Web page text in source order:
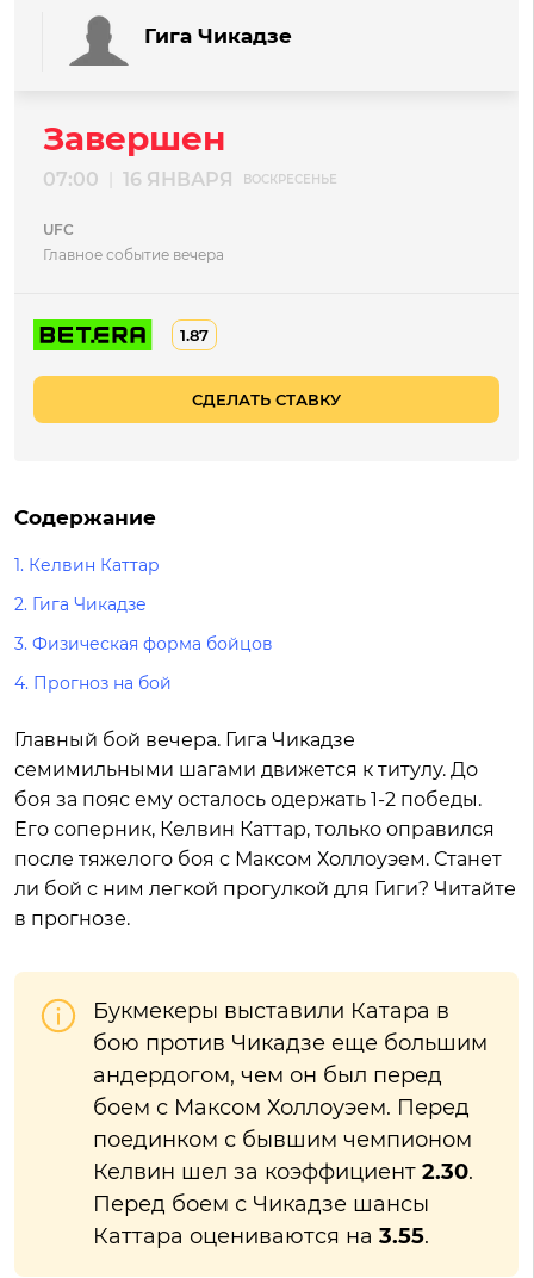
Гига Чикадзе
Завершен
07:00 16 ЯНВАРЯ ВОСКРЕСЕНЬЕ
UFC
Главное событие вечера
1.87
СДЕЛАТЬ СТАВКУ
Содержание
1. Келвин Каттар
2. Гига Чикадзе
3. Физическая форма бойцов
4. Прогноз на бой
Главный бой вечера. Гига Чикадзе
семимильными шагами движется к титулу. До
боя за пояс ему осталось одержать 1-2 победы.
Его соперник, Келвин Каттар, только оправился
после тяжелого боя с Максом Холлоуэем. Станет
ли бой с ним легкой прогулкой для Гиги? Читайте
в прогнозе.
Букмекеры выставили Катара в
бою против Чикадзе еще большим
андердогом, чем он был перед
боем с Максом Холлоуэем. Перед
поединком с бывшим чемпионом
Келвин шел за коэффициент 2.30.
Перед боем с Чикадзе шансы
Каттара оцениваются на 3.55.